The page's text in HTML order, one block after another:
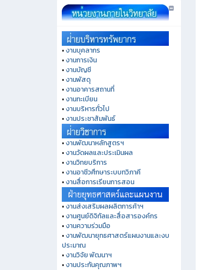
•งานบุคลากร
•งานการเงิน
•งานบัญชี
•งานพัสดุ
•งานอาคารสถานที่
•งานทะเบียน
•งานบริหารทั่วไป
•งานประชาสัมพันธ์
•งานพัฒนาหลักสูตรฯ
•งานวัดผลและประเมินผล
•งานวิทยบริการ
•งานอาชีวศึกษาระบบทวิภาคี
•งานสื่อการเรียนการสอน
•งานส่งเสริมผลผลิตการค้าฯ
•งานศูนย์ดิจิทัลและสื่อสารองค์กร
•งานความร่วมมือ
•งานพัฒนายุทธศาสตร์แผนงานและงบ
ประมาณ
•งานวิจัย พัฒนาฯ
•งานประกันคุณภาพฯ